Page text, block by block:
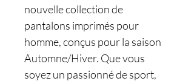
nouvelle collection de
pantalons imprimés pour
homme, conçus pour la saison
Automne/Hiver. Que vous
soyez un passionné de sport,